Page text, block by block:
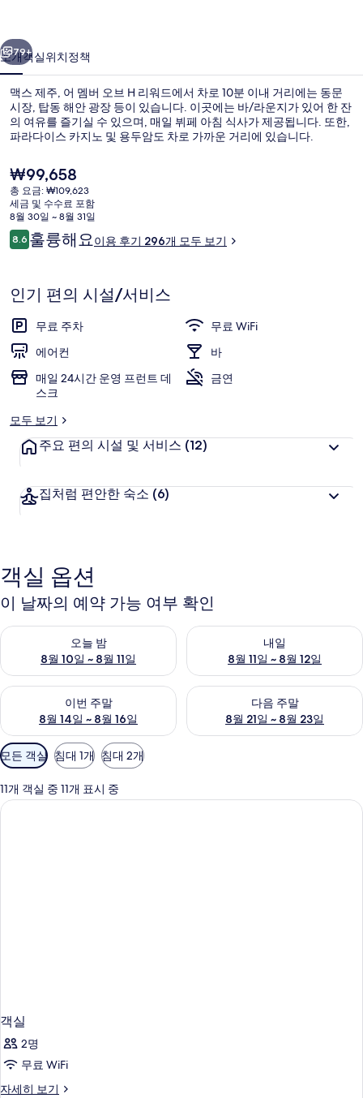
오
브
H
리
드
의
사
진
러
리
다음
79+
소개객실위치정책
맥스 제주, 어 멤버 오브 H 리워드에서 차로 10분 이내 거리에는 동문
시장, 탑동 해안 광장 등이 있습니다. 이곳에는 바/라운지가 있어 한 잔
의 여유를 즐기실 수 있으며, 매일 뷔페 아침 식사가 제공됩니다. 또한,
파라다이스 카지노 및 용두암도 차로 가까운 거리에 있습니다.
현
재
가
격
은
₩99,658
₩99,658
총 요금: ₩109,623
세금 및 수수료 포함
8월 30일 ~ 8월 31일
이
용
기
8.610점 만점 중 8.6점.
훌륭해요이용 후기 296개 모두 보기
인기 편의 시설/서비스
무료 주차
무료 WiFi
에어컨
바
매일 24시간 운영 프런트 데
스크
금연
모두 보기
주요 편의 시설 및 서비스 (12)
집처럼 편안한 숙소 (6)
객실 옵션
이 날짜의 예약 가능 여부 확인
오늘 밤
8월 10일 ~ 8월 11일
오늘 밤 예약 가능 여부 확인, 8월 10일 ~ 8월 11일
내일
8월 11일 ~ 8월 12일
내일 예약 가능 여부 확인, 8월
이번 주말
8월 14일 ~ 8월 16일
이번 주말 예약 가능 여부 확인, 8월 14일 ~ 8월 16일
다음 주말
8월 21일 ~ 8월 23일
다음 주말 예약 가능 여부 확인
객
실
에
사
모든 객실 침대 1개 침대 2개
11개 객실 중 11개 표시 중
객실
2명
무료 WiFi
자세히 보기
객